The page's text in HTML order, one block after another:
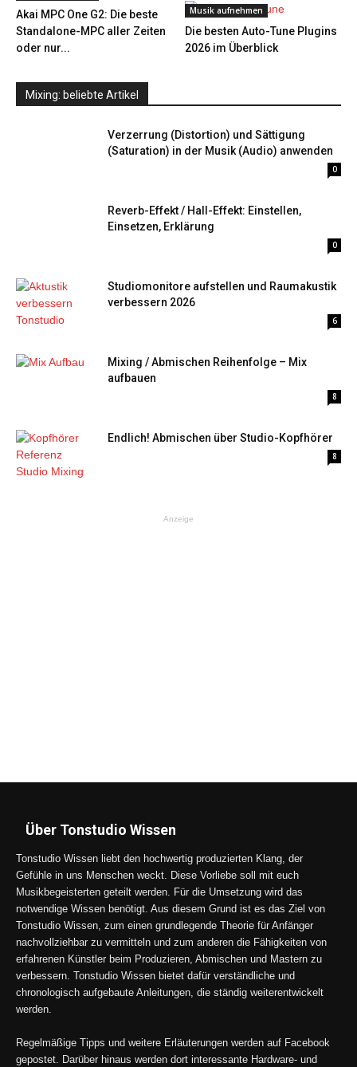
Akai MPC One G2: Die beste
Standalone-MPC aller Zeiten
oder nur...
Musik aufnehmen
Die besten Auto-Tune Plugins
2026 im Überblick
Mixing: beliebte Artikel
Verzerrung (Distortion) und Sättigung
(Saturation) in der Musik (Audio) anwenden
0
Reverb-Effekt / Hall-Effekt: Einstellen,
Einsetzen, Erklärung
0
Studiomonitore aufstellen und Raumakustik
verbessern 2026
6
Mixing / Abmischen Reihenfolge – Mix
aufbauen
8
Endlich! Abmischen über Studio-Kopfhörer
8
Anzeige
Über Tonstudio Wissen
Tonstudio Wissen liebt den hochwertig produzierten Klang, der
Gefühle in uns Menschen weckt. Diese Vorliebe soll mit euch
Musikbegeisterten geteilt werden. Für die Umsetzung wird das
notwendige Wissen benötigt. Aus diesem Grund ist es das Ziel von
Tonstudio Wissen, zum einen grundlegende Theorie für Anfänger
nachvollziehbar zu vermitteln und zum anderen die Fähigkeiten von
erfahrenen Künstler beim Produzieren, Abmischen und Mastern zu
verbessern. Tonstudio Wissen bietet dafür verständliche und
chronologisch aufgebaute Anleitungen, die ständig weiterentwickelt
werden.
Regelmäßige Tipps und weitere Erläuterungen werden auf Facebook
gepostet. Darüber hinaus werden dort interessante Hardware- und